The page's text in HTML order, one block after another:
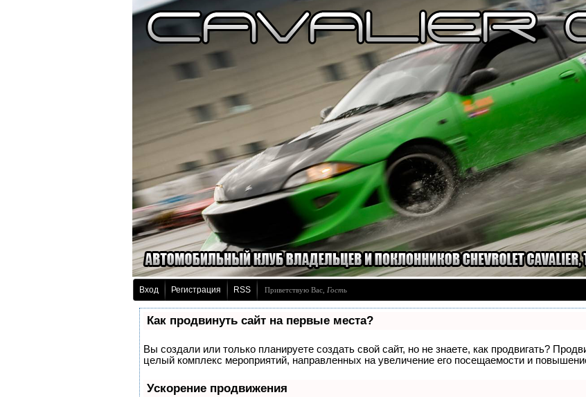
Вход Регистрация RSS Приветствую Вас Гость
Как продвинуть сайт на первые места?
Вы создали или только планируете создать свой сайт, но не знаете, как продвигать?
целый комплекс мероприятий, направленных на увеличение его посещаемости и
Ускорение продвижения